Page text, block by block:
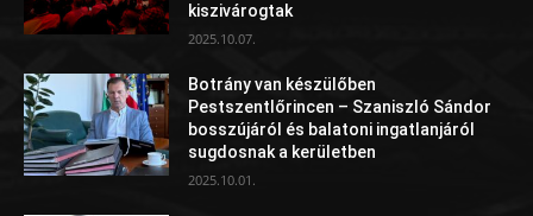
kiszivárogtak
2025.10.07.
Botrány van készülőben
Pestszentlőrincen – Szaniszló Sándor
bosszújáról és balatoni ingatlanjáról
sugdosnak a kerületben
2025.10.01.